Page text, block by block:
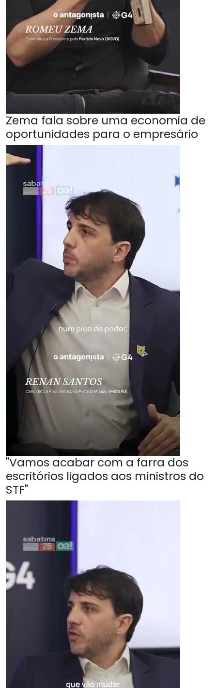
Zema fala sobre uma economia de
oportunidades para o empresário
"Vamos acabar com a farra dos
escritórios ligados aos ministros do
STF"